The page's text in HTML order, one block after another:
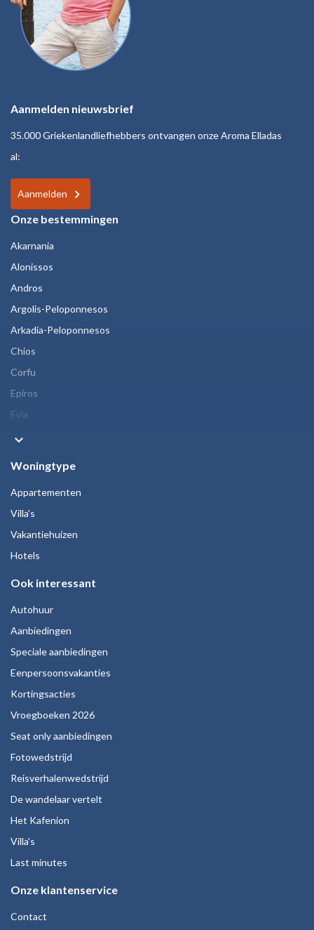
Aanmelden nieuwsbrief
35.000 Griekenlandliefhebbers ontvangen onze Aroma Elladas
al:
Aanmelden
Onze bestemmingen
Akarnania
Alonissos
Andros
Argolis-Peloponnesos
Arkadia-Peloponnesos
Chios
Corfu
Epiros
Evia
keyboard_arrow_down
Woningtype
Appartementen
Villa's
Vakantiehuizen
Hotels
Ook interessant
Autohuur
Aanbiedingen
Speciale aanbiedingen
Eenpersoonsvakanties
Kortingsacties
Vroegboeken 2026
Seat only aanbiedingen
Fotowedstrijd
Reisverhalenwedstrijd
De wandelaar vertelt
Het Kafenion
Villa's
Last minutes
Onze klantenservice
Contact